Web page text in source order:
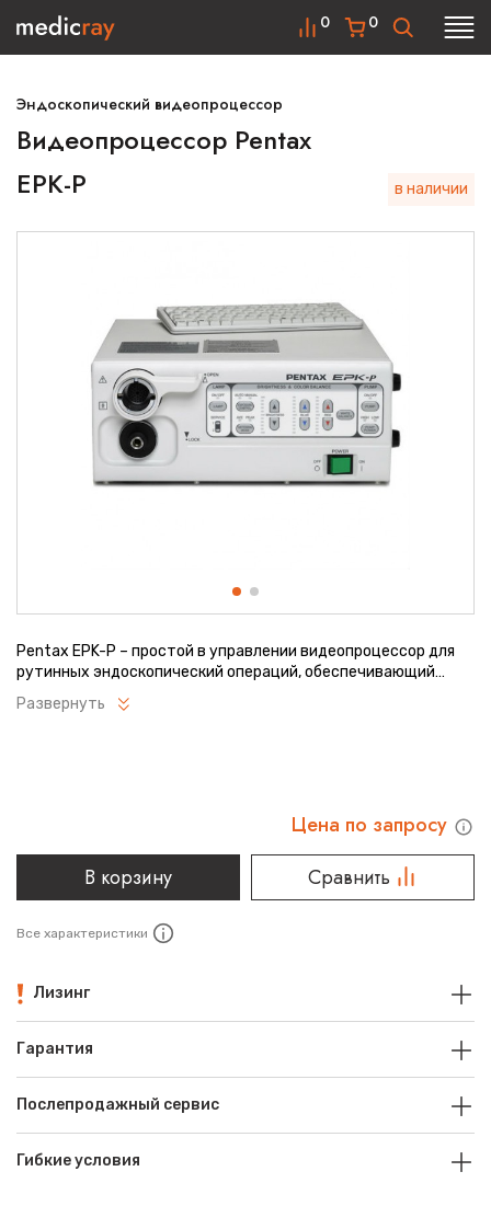
0
0
Эндоскопический видеопроцессор
Видеопроцессор Pentax
EPK-P
в наличии
Pentax EPK-P – простой в управлении видеопроцессор для
рутинных эндоскопический операций, обеспечивающий
высокое качество изображения. Его отличительные
характеристики включают множество настроек видео,
Развернуть
Цена по запросу
В корзину
Сравнить
Все характеристики
Лизинг
Гарантия
Послепродажный сервис
Гибкие условия